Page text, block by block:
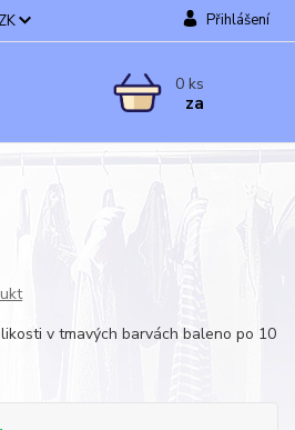
Přihlášení
0 ks
za
v tmavých barvách baleno po 10